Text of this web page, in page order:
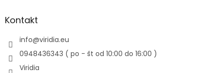
Kontakt
info@viridia.eu
0948436343 ( po - št od 10:00 do 16:00 )
Viridia